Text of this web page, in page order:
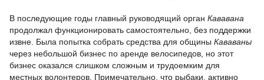
В последующие годы главный руководящий орган Кававана
продолжал функционировать самостоятельно, без поддержки
извне. Была попытка собрать средства для общины Кававаны
через небольшой бизнес по аренде велосипедов, но этот
бизнес оказался слишком сложным и трудоемким для
местных волонтеров. Примечательно, что рыбаки, активно